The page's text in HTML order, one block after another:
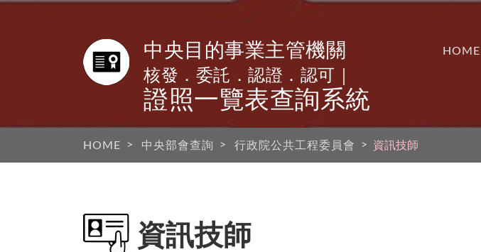
中央目的事業主管機關
核發．委託．認證．認可｜
證照一覽表查詢系統
HOME
HOME 中央部會查詢 行政院公共工程委員會 資訊技師
資訊技師